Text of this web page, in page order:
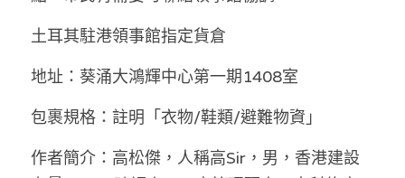
土耳其駐港領事館指定貨倉
地址：葵涌大鴻輝中心第一期1408室
包裹規格：註明「衣物/鞋類/避難物資」
作者簡介：高松傑，人稱高Sir，男，香港建設